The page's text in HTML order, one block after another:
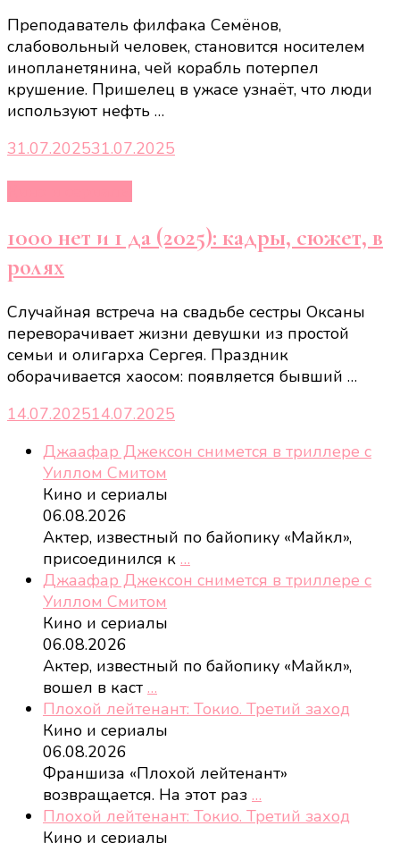
Преподаватель филфака Семёнов,
слабовольный человек, становится носителем
инопланетянина, чей корабль потерпел
крушение. Пришелец в ужасе узнаёт, что люди
используют нефть …
31.07.202531.07.2025
1000 нет и 1 да (2025): кадры, сюжет, в
ролях
Случайная встреча на свадьбе сестры Оксаны
переворачивает жизни девушки из простой
семьи и олигарха Сергея. Праздник
оборачивается хаосом: появляется бывший …
14.07.202514.07.2025
Джаафар Джексон снимется в триллере с
Уиллом Смитом
Кино и сериалы
06.08.2026
Актер, известный по байопику «Майкл»,
присоединился к …
Джаафар Джексон снимется в триллере с
Уиллом Смитом
Кино и сериалы
06.08.2026
Актер, известный по байопику «Майкл»,
вошел в каст …
Плохой лейтенант: Токио. Третий заход
Кино и сериалы
06.08.2026
Франшиза «Плохой лейтенант»
возвращается. На этот раз …
Плохой лейтенант: Токио. Третий заход
Кино и сериалы